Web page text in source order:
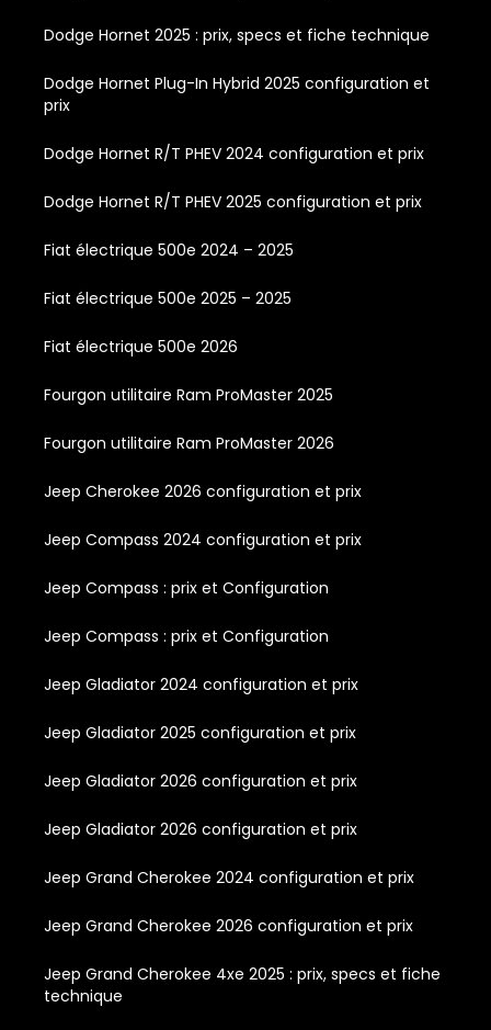
Dodge Hornet 2025 : prix, specs et fiche technique
Dodge Hornet Plug-In Hybrid 2025 configuration et
prix
Dodge Hornet R/T PHEV 2024 configuration et prix
Dodge Hornet R/T PHEV 2025 configuration et prix
Fiat électrique 500e 2024 – 2025
Fiat électrique 500e 2025 – 2025
Fiat électrique 500e 2026
Fourgon utilitaire Ram ProMaster 2025
Fourgon utilitaire Ram ProMaster 2026
Jeep Cherokee 2026 configuration et prix
Jeep Compass 2024 configuration et prix
Jeep Compass : prix et Configuration
Jeep Compass : prix et Configuration
Jeep Gladiator 2024 configuration et prix
Jeep Gladiator 2025 configuration et prix
Jeep Gladiator 2026 configuration et prix
Jeep Gladiator 2026 configuration et prix
Jeep Grand Cherokee 2024 configuration et prix
Jeep Grand Cherokee 2026 configuration et prix
Jeep Grand Cherokee 4xe 2025 : prix, specs et fiche
technique